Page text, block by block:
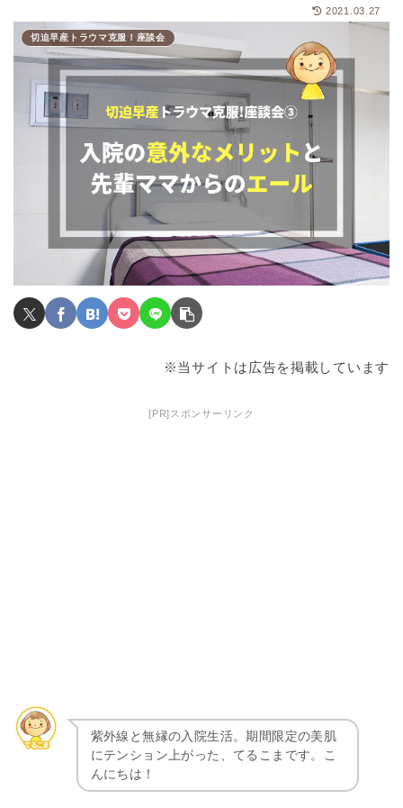
2021.03.27
切迫早産トラウマ克服！座談会
※当サイトは広告を掲載しています
[PR]スポンサーリンク
紫外線と無縁の入院生活。期間限定の美肌
にテンション上がった、てるこまです。こ
んにちは！